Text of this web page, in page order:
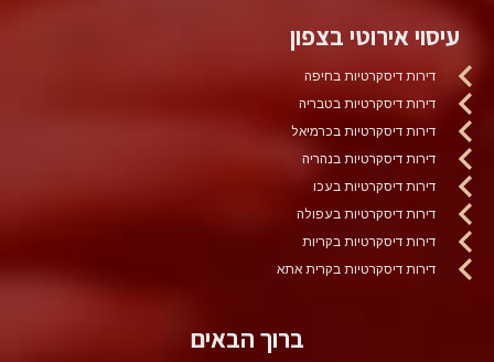
עיסוי אירוטי בצפון
דירות דיסקרטיות בחיפה
דירות דיסקרטיות בטבריה
דירות דיסקרטיות בכרמיאל
דירות דיסקרטיות בנהריה
דירות דיסקרטיות בעכו
דירות דיסקרטיות בעפולה
דירות דיסקרטיות בקריות
דירות דיסקרטיות בקרית אתא
ברוך הבאים